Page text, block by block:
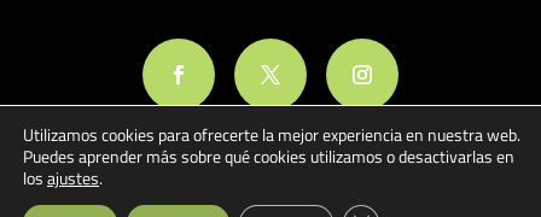
Utilizamos cookies para ofrecerte la mejor experiencia en nuestra web.
Puedes aprender más sobre qué cookies utilizamos o desactivarlas en
losajustes.